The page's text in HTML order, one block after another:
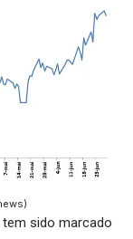
tem sido marcado